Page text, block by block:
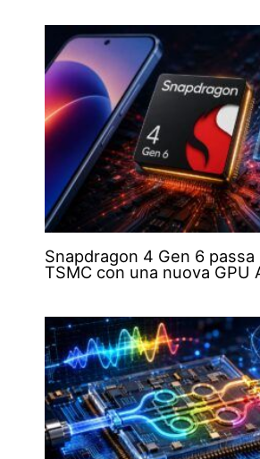
Snapdragon 4 Gen 6 passa
TSMC con una nuova GPU